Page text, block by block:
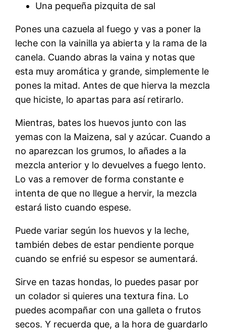
Una pequeña pizquita de sal
Pones una cazuela al fuego y vas a poner la
leche con la vainilla ya abierta y la rama de la
canela. Cuando abras la vaina y notas que
esta muy aromática y grande, simplemente le
pones la mitad. Antes de que hierva la mezcla
que hiciste, lo apartas para así retirarlo.
Mientras, bates los huevos junto con las
yemas con la Maizena, sal y azúcar. Cuando a
no aparezcan los grumos, lo añades a la
mezcla anterior y lo devuelves a fuego lento.
Lo vas a remover de forma constante e
intenta de que no llegue a hervir, la mezcla
estará listo cuando espese.
Puede variar según los huevos y la leche,
también debes de estar pendiente porque
cuando se enfrié su espesor se aumentará.
Sirve en tazas hondas, lo puedes pasar por
un colador si quieres una textura fina. Lo
puedes acompañar con una galleta o frutos
secos. Y recuerda que, a la hora de guardarlo